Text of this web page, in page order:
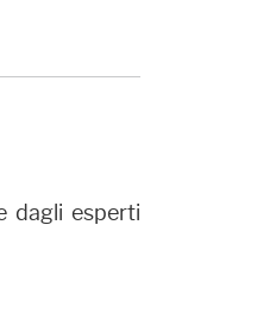
dagli esperti